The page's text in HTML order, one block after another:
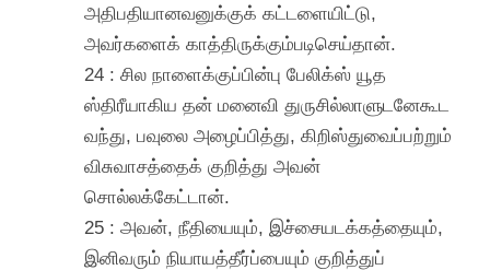
அதிபதியானவனுக்குக் கட்டளையிட்டு,
அவர்களைக் காத்திருக்கும்படிசெய்தான்.
24 : சில நாளைக்குப்பின்பு பேலிக்ஸ் யூத
ஸ்திரீயாகிய தன் மனைவி துருசில்லாளுடனேகூட
வந்து, பவுலை அழைப்பித்து, கிறிஸ்துவைப்பற்றும்
விசுவாசத்தைக் குறித்து அவன்
சொல்லக்கேட்டான்.
25 : அவன், நீதியையும், இச்சையடக்கத்தையும்,
இனிவரும் நியாயத்தீர்ப்பையும் குறித்துப்